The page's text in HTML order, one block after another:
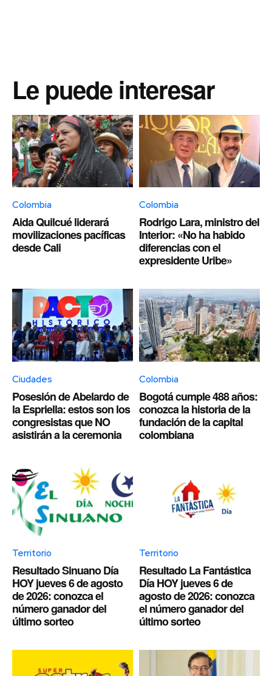
Le puede interesar
Colombia
Aida Quilcué liderará
movilizaciones pacíficas
desde Cali
Colombia
Rodrigo Lara, ministro del
Interior: «No ha habido
diferencias con el
expresidente Uribe»
Ciudades
Posesión de Abelardo de
la Espriella: estos son los
congresistas que NO
asistirán a la ceremonia
Colombia
Bogotá cumple 488 años:
conozca la historia de la
fundación de la capital
colombiana
Territorio
Resultado Sinuano Día
HOY jueves 6 de agosto
de 2026: conozca el
número ganador del
último sorteo
Territorio
Resultado La Fantástica
Día HOY jueves 6 de
agosto de 2026: conozca
el número ganador del
último sorteo